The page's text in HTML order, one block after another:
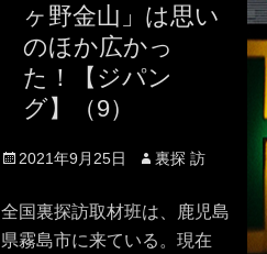
ヶ野金山」は思い
のほか広かっ
た！【ジパン
グ】（9）
Posted
2021年9月25日 Author
裏探 訪
全国裏探訪取材班は、鹿児島
県霧島市に来ている。現在